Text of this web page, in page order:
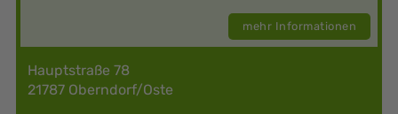
mehr Informationen
Hauptstraße 78
21787 Oberndorf/Oste